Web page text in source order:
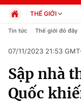
Chuyên mục
Chính trị
THẾ GIỚI
Chính trị
Pháp luật
Kinh tế
Thể thao
Truyền hình
Tin tức Thế giới đó đây
07/11/2023 21:53
Sập nhà
Quốc